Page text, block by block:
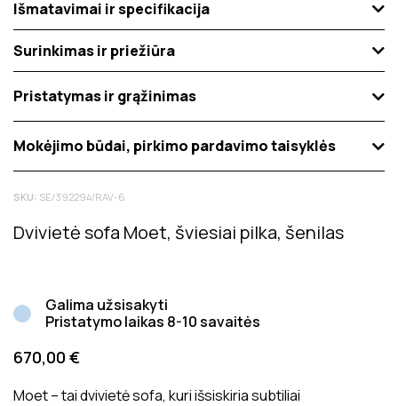
Išmatavimai ir specifikacija
Surinkimas ir priežiūra
Pristatymas ir grąžinimas
Mokėjimo būdai, pirkimo pardavimo taisyklės
SKU: SE/392294/RAV-6
Dvivietė sofa Moet, šviesiai pilka, šenilas
Galima užsisakyti
Pristatymo laikas 8-10 savaitės
670,00 €
Moet – tai dvivietė sofa, kuri išsiskiria subtiliai